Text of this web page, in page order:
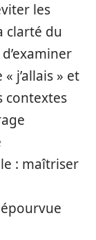
les
clarté du
j’allais » et
contextes
: maîtriser